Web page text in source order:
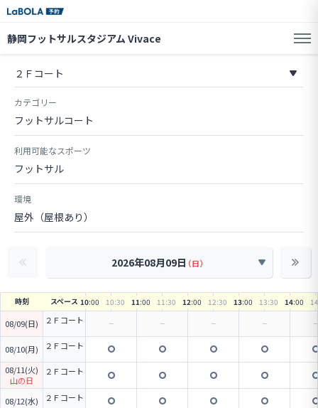
静岡フットサルスタジアム Vivace
カテゴリー
フットサルコート
利用可能なスポーツ
フットサル
環境
屋外（屋根あり）
2026年08月09日（日）
時刻 スペース 10:00 10:30 11:00 11 :30 12:00 12:30 13:00 13:30 14:00 14
08/09(日) ２Ｆコート
08/10(月) ２Ｆコート
08/11(火)
山の日
２Ｆコート
08/12(水) ２Ｆコート